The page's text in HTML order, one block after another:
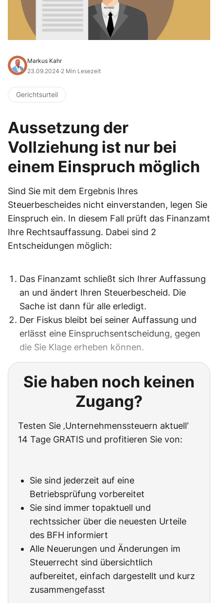
Markus Kahr
23.09.2024·2 Min Lesezeit
Gerichtsurteil
Aussetzung der
Vollziehung ist nur bei
einem Einspruch möglich
Sind Sie mit dem Ergebnis Ihres
Steuerbescheides nicht einverstanden, legen Sie
Einspruch ein. In diesem Fall prüft das Finanzamt
Ihre Rechtsauffassung. Dabei sind 2
Entscheidungen möglich:
Das Finanzamt schließt sich Ihrer Auffassung
an und ändert Ihren Steuerbescheid. Die
Sache ist dann für alle erledigt.
Der Fiskus bleibt bei seiner Auffassung und
erlässt eine Einspruchsentscheidung, gegen
die Sie Klage erheben können.
Sie haben noch keinen
Zugang?
Testen Sie ‚Unternehmenssteuern aktuell‘
14 Tage GRATIS und profitieren Sie von:
Sie sind jederzeit auf eine
Betriebsprüfung vorbereitet
Sie sind immer topaktuell und
rechtssicher über die neuesten Urteile
des BFH informiert
Alle Neuerungen und Änderungen im
Steuerrecht sind übersichtlich
aufbereitet, einfach dargestellt und kurz
zusammengefasst